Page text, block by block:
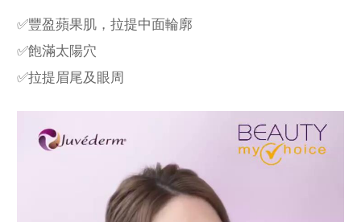
✅豐盈蘋果肌，拉提中面輪廓
✅飽滿太陽穴
✅拉提眉尾及眼周